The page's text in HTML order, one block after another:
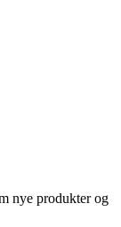
nye produkter og